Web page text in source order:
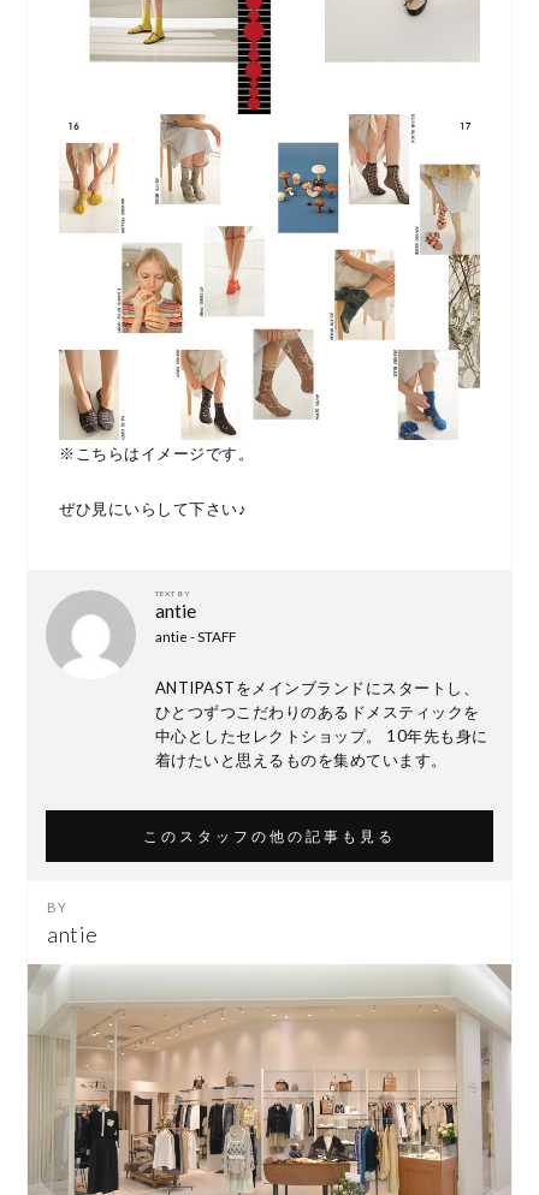
※こちらはイメージです。
ぜひ見にいらして下さい♪
TEXT BY
antie
antie - STAFF
ANTIPASTをメインブランドにスタートし、
ひとつずつこだわりのあるドメスティックを
中心としたセレクトショップ。 10年先も身に
着けたいと思えるものを集めています。
このスタッフの他の記事も見る
antie